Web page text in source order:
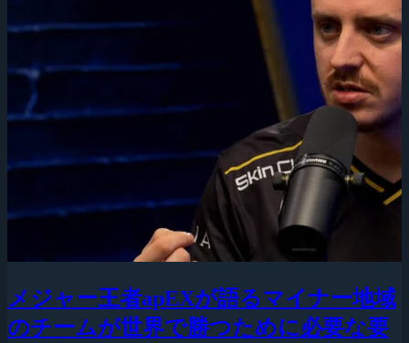
メジャー王者apEXが語るマイナー地域
のチームが世界で勝つために必要な要